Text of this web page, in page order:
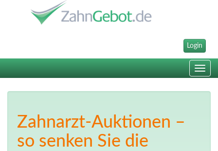
Login
Toggle
Zahnarzt-Auktionen –
so senken Sie die